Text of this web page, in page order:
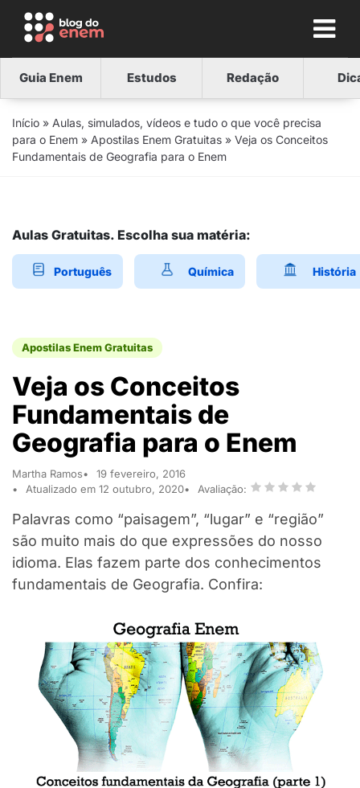
Guia Enem Estudos Redação
Início » Aulas, simulados, vídeos e tudo o que você precisa
para o Enem » Apostilas Enem Gratuitas » Veja os Conceitos
Fundamentais de Geografia para o Enem
Aulas Gratuitas. Escolha sua matéria:
Português Química História
Apostilas Enem Gratuitas
Veja os Conceitos
Fundamentais de
Geografia para o Enem
Martha Ramos
19 fevereiro, 2016
Atualizado em 12 outubro, 2020
Avaliação:
Palavras como “paisagem”, “lugar” e “região”
são muito mais do que expressões do nosso
idioma. Elas fazem parte dos conhecimentos
fundamentais de Geografia. Confira: